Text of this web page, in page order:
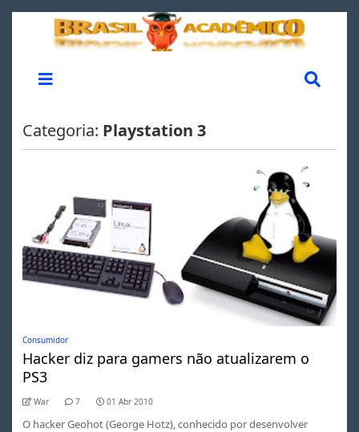
Categoria: Playstation 3
Consumidor
Hacker diz para gamers não atualizarem o
PS3
War 7 01 Abr 2010
O hacker Geohot (George Hotz), conhecido por desenvolver